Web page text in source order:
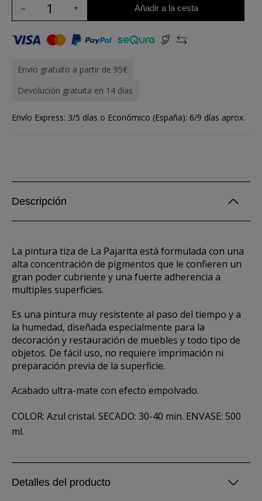
Añadir a la cesta
Envío gratuito a partir de 95€
Devolución gratuita en 14 días
Envío Express: 3/5 días o Económico (España): 6/9 días aprox.
Descripción
La pintura tiza de La Pajarita está formulada con una
alta concentración de pigmentos que le confieren un
gran poder cubriente y una fuerte adherencia a
multiples superficies.
Es una pintura muy resistente al paso del tiempo y a
la humedad, diseñada especialmente para la
decoración y restauración de muebles y todo tipo de
objetos. De fácil uso, no requiere imprimación ni
preparación previa de la superficie.
Acabado ultra-mate con efecto empolvado.
COLOR: Azul cristal. SECADO: 30-40 min. ENVASE: 500
ml.
Detalles del producto